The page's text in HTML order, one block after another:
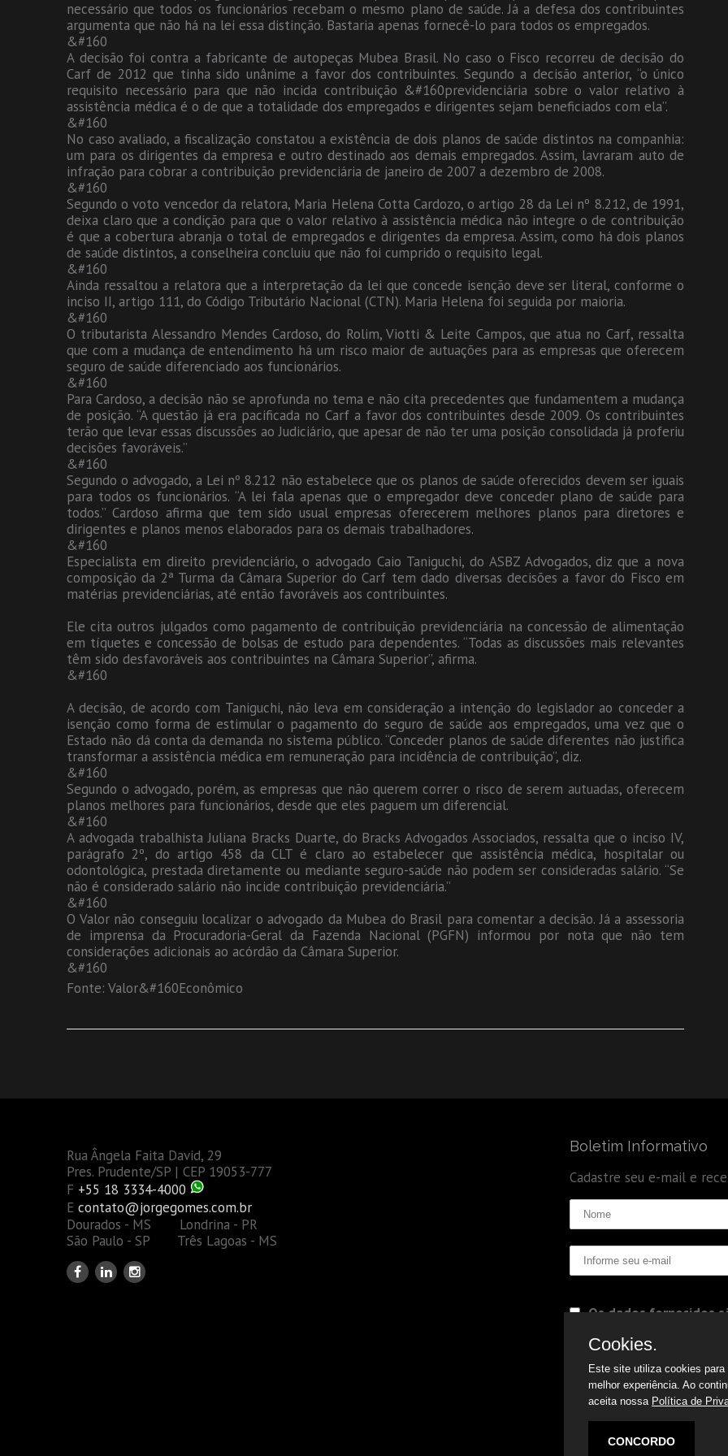
necessário que todos os funcionários recebam o mesmo plano de saúde. Já a defesa dos contribuintes
argumenta que não há na lei essa distinção. Bastaria apenas fornecê-lo para todos os empregados.
&#160
A decisão foi contra a fabricante de autopeças Mubea Brasil. No caso o Fisco recorreu de decisão do
Carf de 2012 que tinha sido unânime a favor dos contribuintes. Segundo a decisão anterior, “o único
requisito necessário para que não incida contribuição &#160previdenciária sobre o valor relativo à
assistência médica é o de que a totalidade dos empregados e dirigentes sejam beneficiados com ela”.
&#160
No caso avaliado, a fiscalização constatou a existência de dois planos de saúde distintos na companhia:
um para os dirigentes da empresa e outro destinado aos demais empregados. Assim, lavraram auto de
infração para cobrar a contribuição previdenciária de janeiro de 2007 a dezembro de 2008.
&#160
Segundo o voto vencedor da relatora, Maria Helena Cotta Cardozo, o artigo 28 da Lei nº 8.212, de 1991,
deixa claro que a condição para que o valor relativo à assistência médica não integre o de contribuição
é que a cobertura abranja o total de empregados e dirigentes da empresa. Assim, como há dois planos
de saúde distintos, a conselheira concluiu que não foi cumprido o requisito legal.
&#160
Ainda ressaltou a relatora que a interpretação da lei que concede isenção deve ser literal, conforme o
inciso II, artigo 111, do Código Tributário Nacional (CTN). Maria Helena foi seguida por maioria.
&#160
O tributarista Alessandro Mendes Cardoso, do Rolim, Viotti & Leite Campos, que atua no Carf, ressalta
que com a mudança de entendimento há um risco maior de autuações para as empresas que oferecem
seguro de saúde diferenciado aos funcionários.
&#160
Para Cardoso, a decisão não se aprofunda no tema e não cita precedentes que fundamentem a mudança
de posição. “A questão já era pacificada no Carf a favor dos contribuintes desde 2009. Os contribuintes
terão que levar essas discussões ao Judiciário, que apesar de não ter uma posição consolidada já proferiu
decisões favoráveis.”
&#160
Segundo o advogado, a Lei nº 8.212 não estabelece que os planos de saúde oferecidos devem ser iguais
para todos os funcionários. “A lei fala apenas que o empregador deve conceder plano de saúde para
todos.” Cardoso afirma que tem sido usual empresas oferecerem melhores planos para diretores e
dirigentes e planos menos elaborados para os demais trabalhadores.
&#160
Especialista em direito previdenciário, o advogado Caio Taniguchi, do ASBZ Advogados, diz que a nova
composição da 2ª Turma da Câmara Superior do Carf tem dado diversas decisões a favor do Fisco em
matérias previdenciárias, até então favoráveis aos contribuintes.
Ele cita outros julgados como pagamento de contribuição previdenciária na concessão de alimentação
em tíquetes e concessão de bolsas de estudo para dependentes. “Todas as discussões mais relevantes
têm sido desfavoráveis aos contribuintes na Câmara Superior”, afirma.
&#160
A decisão, de acordo com Taniguchi, não leva em consideração a intenção do legislador ao conceder a
isenção como forma de estimular o pagamento do seguro de saúde aos empregados, uma vez que o
Estado não dá conta da demanda no sistema público. “Conceder planos de saúde diferentes não justifica
transformar a assistência médica em remuneração para incidência de contribuição”, diz.
&#160
Segundo o advogado, porém, as empresas que não querem correr o risco de serem autuadas, oferecem
planos melhores para funcionários, desde que eles paguem um diferencial.
&#160
A advogada trabalhista Juliana Bracks Duarte, do Bracks Advogados Associados, ressalta que o inciso IV,
parágrafo 2º, do artigo 458 da CLT é claro ao estabelecer que assistência médica, hospitalar ou
odontológica, prestada diretamente ou mediante seguro-saúde não podem ser consideradas salário. “Se
não é considerado salário não incide contribuição previdenciária.”
&#160
O Valor não conseguiu localizar o advogado da Mubea do Brasil para comentar a decisão. Já a assessoria
de imprensa da Procuradoria-Geral da Fazenda Nacional (PGFN) informou por nota que não tem
considerações adicionais ao acórdão da Câmara Superior.
&#160
Fonte: Valor&#160Econômico
Rua Ângela Faita David, 29
Pres. Prudente/SP | CEP 19053-777
F +55 18 3334-4000
E contato@jorgegomes.com.br
Dourados - MS Londrina - PR
São Paulo - SP Três Lagoas - MS
Boletim Informativo
Cadastre seu e-mail e
Os dados fornecidos
Cookies.
Este site utiliza cookies para
melhor experiência. Ao
aceita nossa Política de
CONCORDO